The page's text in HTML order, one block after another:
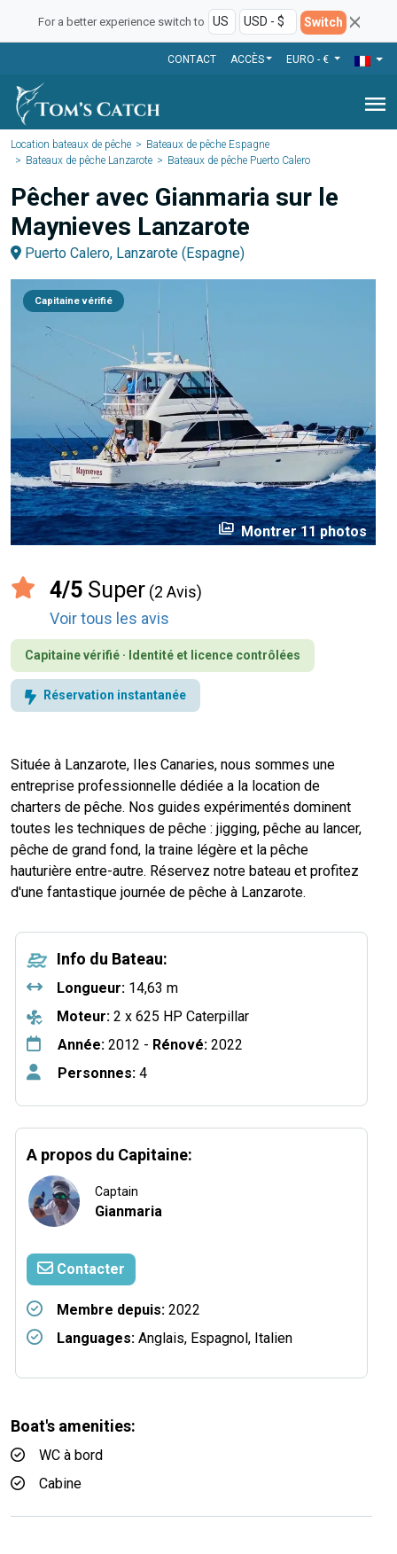
For a better experience switch to Switch
CONTACT ACCÈS EURO - €
menu
Location bateaux de pêche
Bateaux de pêche Espagne
Bateaux de pêche Lanzarote
Bateaux de pêche Puerto Calero
Pêcher avec Gianmaria sur le
Maynieves Lanzarote
Puerto Calero, Lanzarote (Espagne)
Capitaine vérifié
perm_media Montrer 11 photos
4/5 Super (2 Avis)
Voir tous les avis
Capitaine vérifié · Identité et licence contrôlées
Réservation instantanée
Située à Lanzarote, Iles Canaries, nous sommes une
entreprise professionnelle dédiée a la location de
charters de pêche. Nos guides expérimentés dominent
toutes les techniques de pêche : jigging, pêche au lancer,
pêche de grand fond, la traine légère et la pêche
hauturière entre-autre. Réservez notre bateau et profitez
d'une fantastique journée de pêche à Lanzarote.
Info du Bateau:
Longueur: 14,63 m
Moteur: 2 x 625 HP Caterpillar
Année: 2012 - Rénové: 2022
Personnes: 4
A propos du Capitaine:
Captain
Gianmaria
Contacter
Membre depuis: 2022
Languages: Anglais, Espagnol, Italien
Boat's amenities:
WC à bord
Cabine